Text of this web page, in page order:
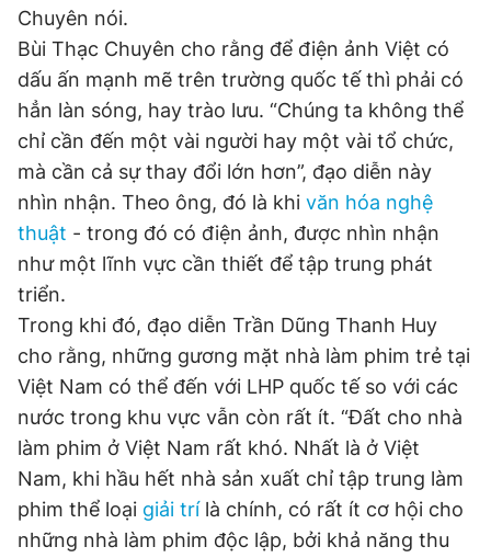
Chuyên nói.
Bùi Thạc Chuyên cho rằng để điện ảnh Việt có
dấu ấn mạnh mẽ trên trường quốc tế thì phải có
hẳn làn sóng, hay trào lưu. “Chúng ta không thể
chỉ cần đến một vài người hay một vài tổ chức,
mà cần cả sự thay đổi lớn hơn”, đạo diễn này
nhìn nhận. Theo ông, đó là khi văn hóa nghệ
thuật - trong đó có điện ảnh, được nhìn nhận
như một lĩnh vực cần thiết để tập trung phát
triển.
Trong khi đó, đạo diễn Trần Dũng Thanh Huy
cho rằng, những gương mặt nhà làm phim trẻ tại
Việt Nam có thể đến với LHP quốc tế so với các
nước trong khu vực vẫn còn rất ít. “Đất cho nhà
làm phim ở Việt Nam rất khó. Nhất là ở Việt
Nam, khi hầu hết nhà sản xuất chỉ tập trung làm
phim thể loại giải trílà chính, có rất ít cơ hội cho
những nhà làm phim độc lập, bởi khả năng thu